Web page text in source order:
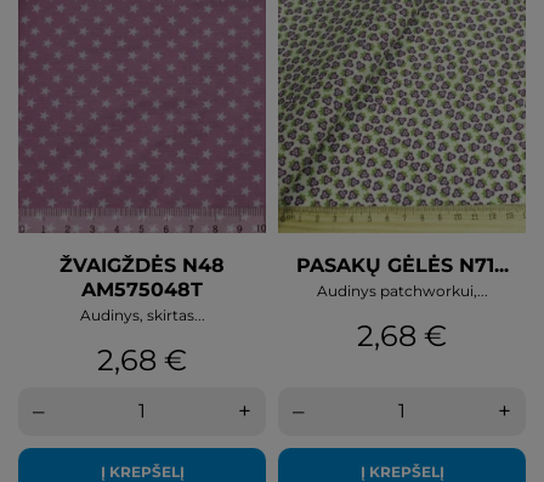
ŽVAIGŽDĖS N48
AM575048T
Audinys, skirtas...
Kaina
2,68 €
– +
Į KREPŠELĮ
PASAKŲ GĖLĖS N71...
Audinys patchworkui,...
Kaina
2,68 €
– +
Į KREPŠELĮ